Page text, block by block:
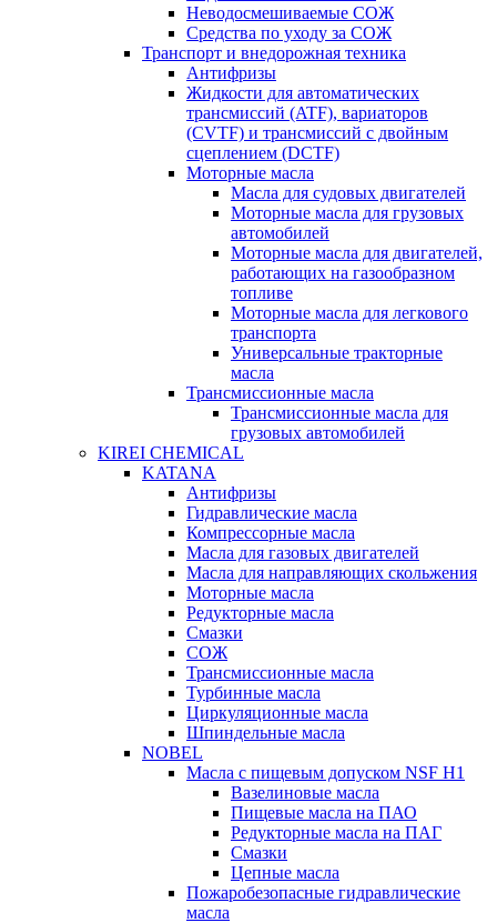
Неводосмешиваемые СОЖ
Средства по уходу за СОЖ
Транспорт и внедорожная техника
Антифризы
Жидкости для автоматических
трансмиссий (ATF), вариаторов
(CVTF) и трансмиссий с двойным
сцеплением (DCTF)
Моторные масла
Масла для судовых двигателей
Моторные масла для грузовых
автомобилей
Моторные масла для двигателей,
работающих на газообразном
топливе
Моторные масла для легкового
транспорта
Универсальные тракторные
масла
Трансмиссионные масла
Трансмиссионные масла для
грузовых автомобилей
KIREI CHEMICAL
KATANA
Антифризы
Гидравлические масла
Компрессорные масла
Масла для газовых двигателей
Масла для направляющих скольжения
Моторные масла
Редукторные масла
Смазки
СОЖ
Трансмиссионные масла
Турбинные масла
Циркуляционные масла
Шпиндельные масла
NOBEL
Масла с пищевым допуском NSF H1
Вазелиновые масла
Пищевые масла на ПАО
Редукторные масла на ПАГ
Смазки
Цепные масла
Пожаробезопасные гидравлические
масла